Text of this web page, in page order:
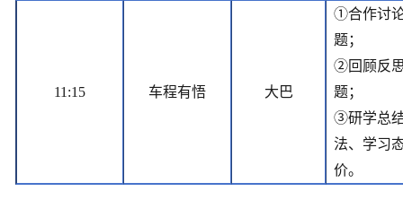
11:15 车程有悟 大巴
①合作讨
题；
②回顾反
题；
③研学总
法、学习
价。